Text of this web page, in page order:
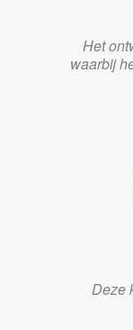
Het
waarbij
Deze